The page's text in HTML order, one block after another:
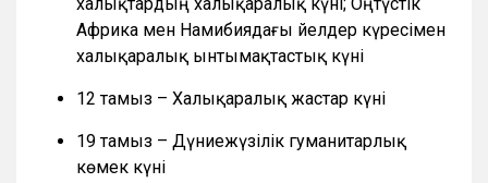
Африка мен Намибиядағы әйелдер күресімен
халықаралық ынтымақтастық күні
12 тамыз – Халықаралық жастар күні
19 тамыз – Дүниежүзілік гуманитарлық
көмек күні